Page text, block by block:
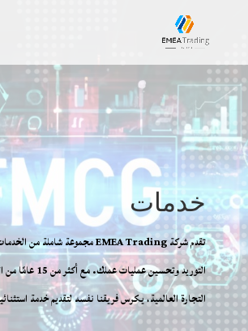
خدمات
تقدم شركة
مجموعة شاملة من
التوريد وتحسين
التجارة العالمية، يكرس فريقنا نفسه لتقديم خدمة